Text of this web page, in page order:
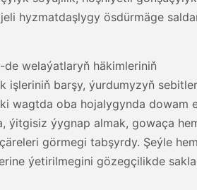
hyzmatdaşlygy ösdürmäge
welaýatlaryň häkimleriniň
işleriniň barşy, ýurdumyzyň
wagtda oba hojalygynda dowam
ýitgisiz ýygnap almak, gowaça
görmegi tabşyrdy. Şeýle
ýetirilmegini gözegçilikde